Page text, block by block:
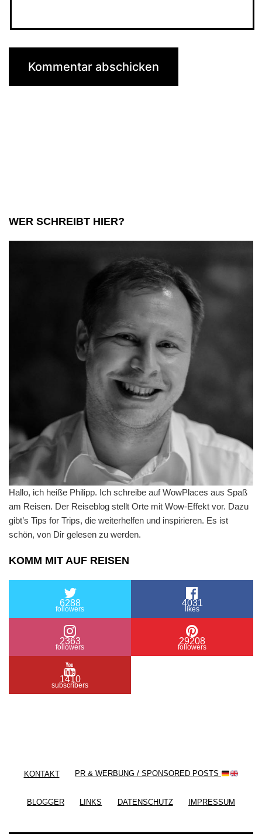
WER SCHREIBT HIER?
Hallo, ich heiße Philipp. Ich schreibe auf WowPlaces aus Spaß
am Reisen. Der Reiseblog stellt Orte mit Wow-Effekt vor. Dazu
gibt’s Tips for Trips, die weiterhelfen und inspirieren. Es ist
schön, von Dir gelesen zu werden.
KOMM MIT AUF REISEN
6288
followers
4031
likes
2363
followers
29208
followers
1410
subscribers
KONTAKT PR & WERBUNG / SPONSORED POSTS
BLOGGER LINKS DATENSCHUTZ IMPRESSUM